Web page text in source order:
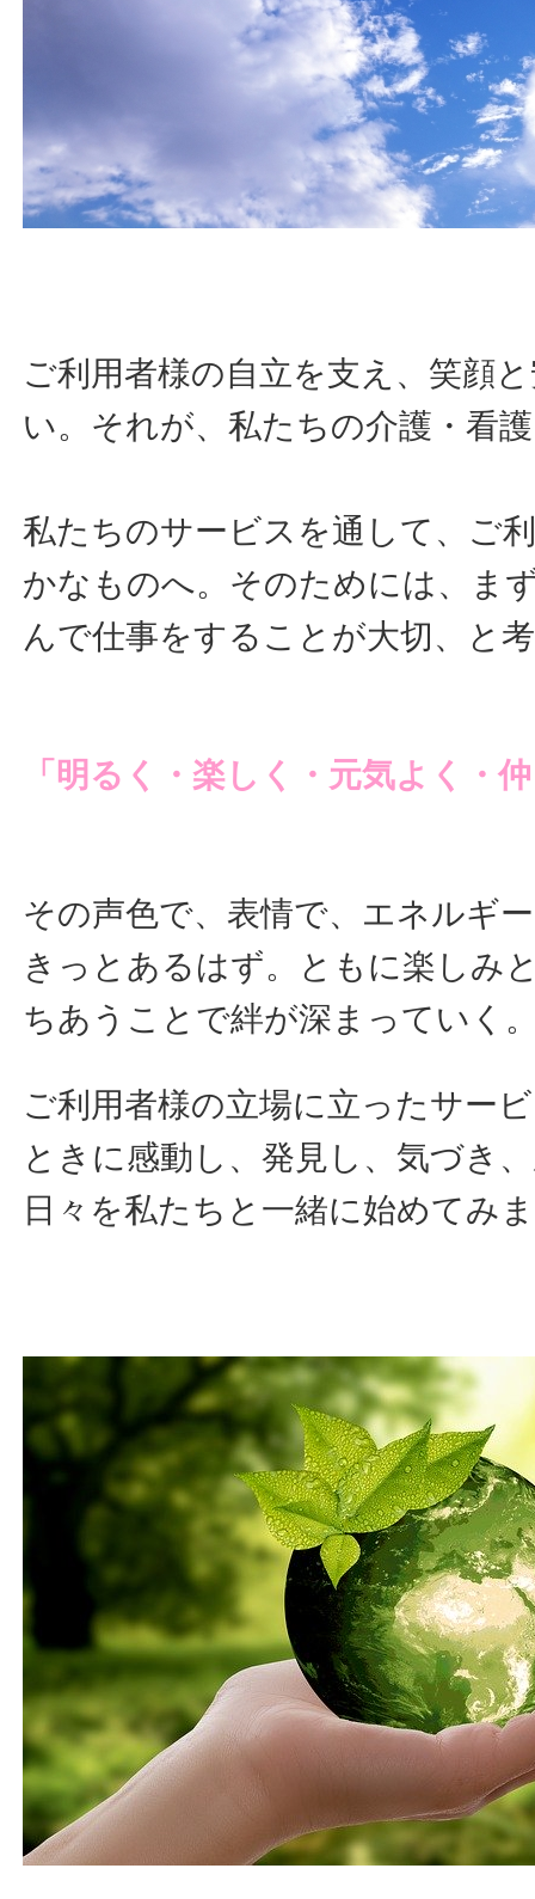
ご利用者様の自立を支え、笑顔
い。それが、私たちの介護・看
私たちのサービスを通して、ご
かなものへ。そのためには、ま
んで仕事をすることが大切、と
「明るく・楽しく・元気よく・
その声色で、表情で、エネルギ
きっとあるはず。ともに楽しみ
ちあうことで絆が深まっていく
ご利用者様の立場に立ったサー
ときに感動し、発見し、気づき
日々を私たちと一緒に始めてみ